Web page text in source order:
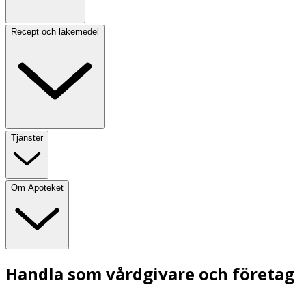
Recept och läkemedel
Tjänster
Om Apoteket
Handla som vårdgivare och företag